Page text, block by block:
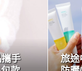
手
旅途